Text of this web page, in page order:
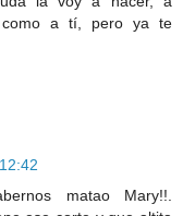
como a tí, pero ya te
matao Mary!!.